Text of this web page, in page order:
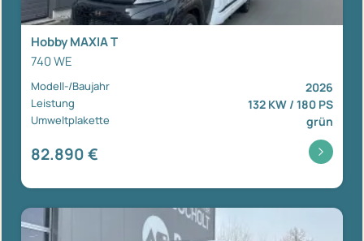
Hobby MAXIA T
740 WE
Modell-/Baujahr 2026
Leistung 132 KW / 180 PS
Umweltplakette grün
82.890 €